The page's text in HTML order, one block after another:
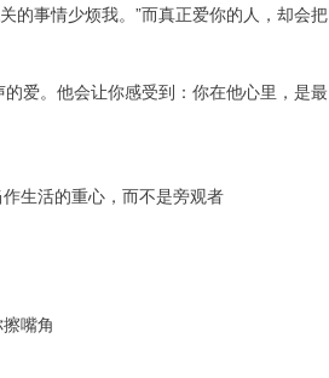
的事情少烦我。”而真正爱你的人，却会把
爱。他会让你感受到：你在他心里，是最
生活的重心，而不是旁观者
嘴角